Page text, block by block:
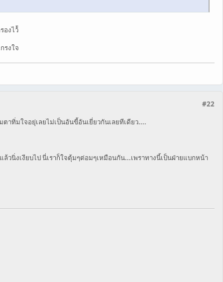
องไว้้
รงใจ
#22
ทิ่มใจอยุ่เลยไม่เป็นอันขี้อันเยี่ยวกันเลยทีเดียว....
วนิ่งเงียบไป นี่เราก็ใจตุ้มๆต่อมๆเหมือนกัน...เพราทางนี้เป็นฝ่ายแบกหน้า